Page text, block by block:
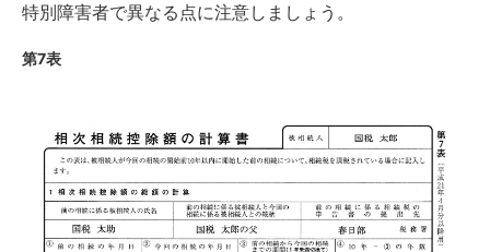
特別障害者で異なる点に注意しましょう。
第7表